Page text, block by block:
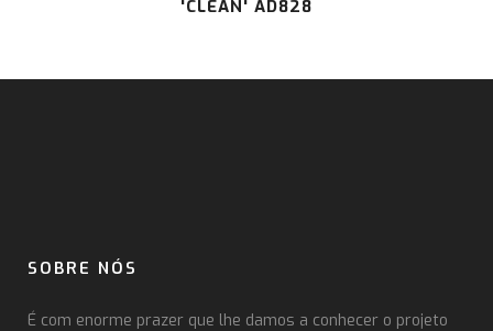
'CLEAN' AD828
SOBRE NÓS
É com enorme prazer que lhe damos a conhecer o projeto